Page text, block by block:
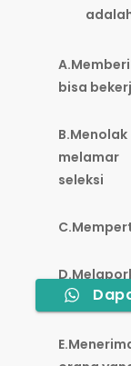
bisa
seleksi
pimpinan